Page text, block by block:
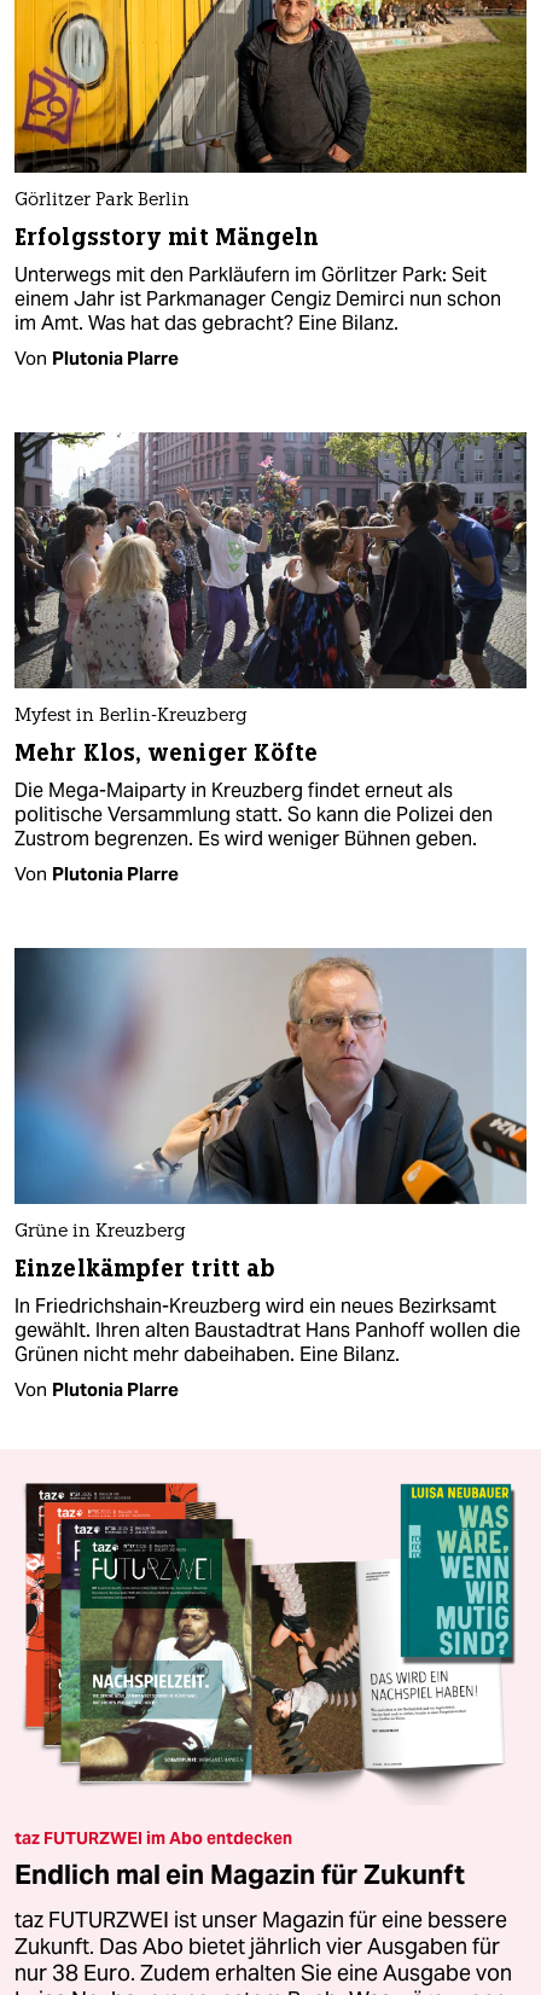
Görlitzer Park Berlin
Erfolgsstory mit Mängeln
Unterwegs mit den Parkläufern im Görlitzer Park: Seit
einem Jahr ist Parkmanager Cengiz Demirci nun schon
im Amt. Was hat das gebracht? Eine Bilanz.
Von Plutonia Plarre
Myfest in Berlin-Kreuzberg
Mehr Klos, weniger Köfte
Die Mega-Maiparty in Kreuzberg findet erneut als
politische Versammlung statt. So kann die Polizei den
Zustrom begrenzen. Es wird weniger Bühnen geben.
Von Plutonia Plarre
Grüne in Kreuzberg
Einzelkämpfer tritt ab
In Friedrichshain-Kreuzberg wird ein neues Bezirksamt
gewählt. Ihren alten Baustadtrat Hans Panhoff wollen die
Grünen nicht mehr dabeihaben. Eine Bilanz.
Von Plutonia Plarre
taz FUTURZWEI im Abo entdecken
Endlich mal ein Magazin für Zukunft
taz FUTURZWEI ist unser Magazin für eine bessere
Zukunft. Das Abo bietet jährlich vier Ausgaben für
nur 38 Euro. Zudem erhalten Sie eine Ausgabe von